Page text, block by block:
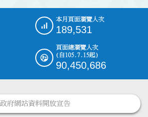
本月頁面瀏覽人次
189,531
頁面總瀏覽人次
(自105.7.15起)
90,450,686
政府網站資料開放宣告